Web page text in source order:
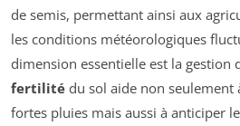
de semis, permettant ainsi aux
les conditions météorologiques
dimension essentielle est la gestion
fertilité du sol aide non seulement
fortes pluies mais aussi à anticiper